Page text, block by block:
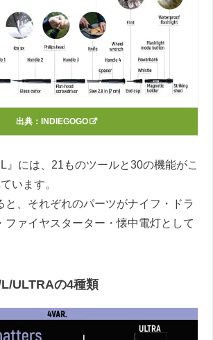
出典： INDIEGOGO
』には、21ものツールと30の機能がこ
います。
と、それぞれのパーツがナイフ・ドラ
ファイヤスターター・懐中電灯として
ULTRAの4種類